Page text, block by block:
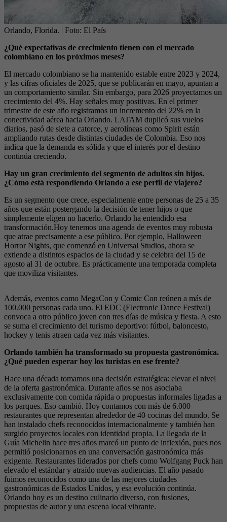
Orlando, Florida. | Foto: El País
¿Qué expectativas de crecimiento tienen con el mercado
colombiano en los próximos meses?
El mercado colombiano se ha mantenido estable entre 2023 y 2024,
y las cifras oficiales de 2025, que se publicarán en mayo, apuntan a
un comportamiento similar. Sin embargo, para 2026 proyectamos un
crecimiento del 4%. Hay señales muy positivas. En el primer
trimestre de este año registramos un incremento del 22% en la
conectividad aérea hacia Orlando. LATAM duplicó sus vuelos
diarios, pasó de siete a catorce, y aerolíneas como Spirit están
ampliando rutas desde distintas ciudades de Colombia. Eso nos
indica que la demanda es sólida y que el interés por el destino
continúa creciendo.
Hay un gran crecimiento del segmento de adultos sin hijos.
¿Cómo está respondiendo Orlando a ese perfil de viajero?
Es un segmento que crece, especialmente entre personas de 25 a 35
años que están postergando la decisión de tener hijos o que
simplemente eligen no hacerlo. Orlando ha entendido esa
transformación.Hoy tenemos una agenda de eventos muy robusta
que atrae precisamente a ese público. Por ejemplo, Halloween
Horror Nights, que comenzó en Universal Studios, ahora se
extiende a distintos espacios de la ciudad y se celebra del 15 de
agosto al 31 de octubre. Es prácticamente una temporada completa
que moviliza visitantes.
Además, eventos como MegaCon y Comic Con reúnen a más de
100.000 personas cada uno. El EDC (Electronic Dance Festival)
convoca a otro público joven con tres días de música y fiesta. A esto
se suma el crecimiento del turismo deportivo: fútbol, baloncesto,
hockey y tenis atraen cada vez más visitantes.
Orlando también ha transformado su propuesta gastronómica.
¿Qué pueden esperar hoy los turistas en ese frente?
Hace una década tomamos una decisión estratégica: elevar el nivel
de la oferta gastronómica. Durante años se nos asociaba
exclusivamente con comida rápida o propuestas informales ligadas a
los parques. Eso cambió. Hoy contamos con más de 6.000
restaurantes que representan alrededor de 40 cocinas del mundo. Se
han instalado chefs reconocidos internacionalmente y también han
surgido proyectos locales con identidad propia. La llegada de la
Guía Michelin hace tres años marcó un punto de inflexión, pues nos
permitió posicionarnos en una conversación gastronómica más
exigente. Restaurantes liderados por chefs como Wolfgang Puck han
elevado el estándar y atraído nuevas audiencias. El año pasado
fuimos reconocidos como una de las mejores ciudades
gastronómicas de Estados Unidos, y esa evolución continúa.
Orlando hoy es un destino culinario diverso, con fusiones,
propuestas de autor y una escena local vibrante.